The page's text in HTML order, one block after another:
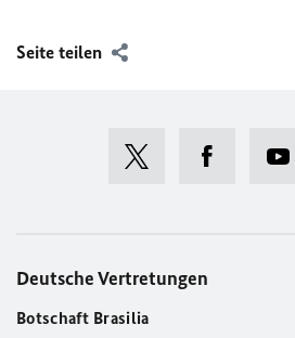
Seite teilen
Deutsche Vertretungen
Botschaft Brasilia